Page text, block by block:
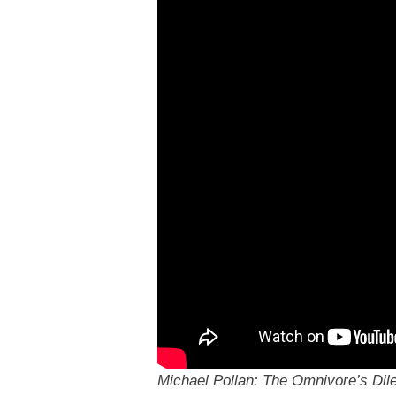
Michael Pollan: The Omnivore’s